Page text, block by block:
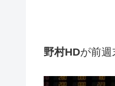
野村HDが前週